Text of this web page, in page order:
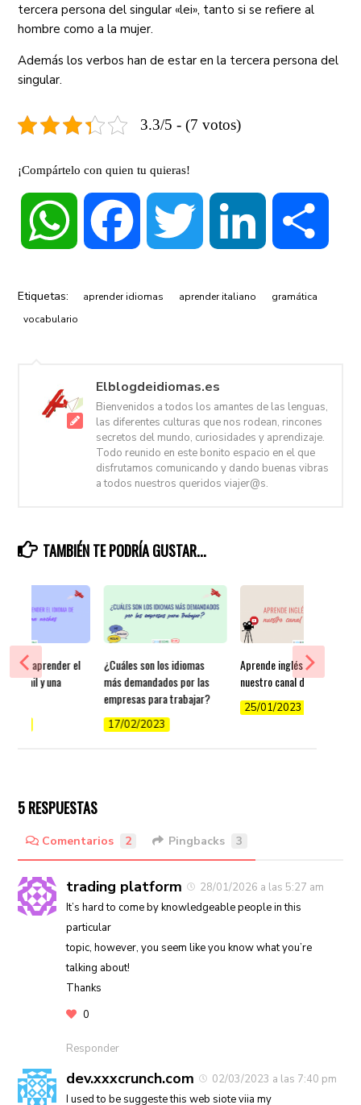
tercera persona del singular «lei», tanto si se refiere al
hombre como a la mujer.
Además los verbos han de estar en la tercera persona del
singular.
3.3/5 - (7 votos)
¡Compártelo con quien tu quieras!
WhatsApp Facebook Twitter LinkedIn
Etiquetas: aprender idiomas aprender italiano
gramática
vocabulario
Elblogdeidiomas.es
Bienvenidos a todos los amantes de las lenguas,
las diferentes culturas que nos rodean, rincones
secretos del mundo, curiosidades y aprendizaje.
Todo reunido en este bonito espacio en el que
disfrutamos comunicando y dando buenas vibras
a todos nuestros queridos viajer@s.
TAMBIÉN TE PODRÍA GUSTAR...
¿Cuáles son los idiomas
más demandados por las
empresas para trabajar?
17/02/2023
Aprende inglés gratis en
nuestro canal de YouTube
25/01/2023
para aprender el
las mil y una
5 RESPUESTAS
Comentarios 2 Pingbacks 3
trading platform
28/01/2026 a las 5:27 am
It’s hard to come by knowledgeable people in this
particular
topic, however, you seem like you know what you’re
talking about!
Thanks
0
Responder
dev.xxxcrunch.com
02/03/2023 a las 7:40 pm
I used to be suggeste this web siote viia my